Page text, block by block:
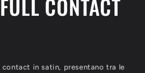
1947
AB990
CONTACT
contact in satin, presentano tra le